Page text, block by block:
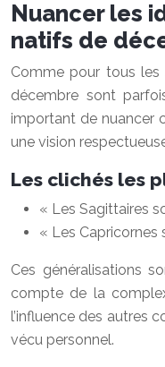
Nuancer les
natifs de
Comme pour tous
décembre sont
important de nuancer
une vision
Les clichés les
« Les Sagittaires
« Les Capricornes
Ces généralisations
compte de la
l’influence des autres
vécu personnel.